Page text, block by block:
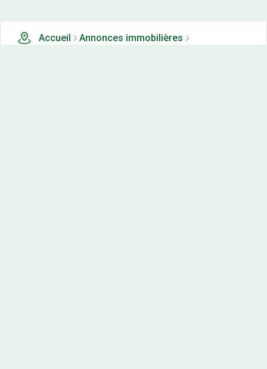
Accueil
Annonces immobilières